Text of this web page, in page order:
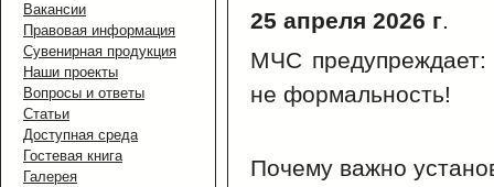
Вакансии
Правовая информация
Сувенирная продукция
Наши проекты
Вопросы и ответы
Статьи
Доступная среда
Гостевая книга
Галерея
25 апреля 2026 г.
МЧС
не формальность!
Почему важно